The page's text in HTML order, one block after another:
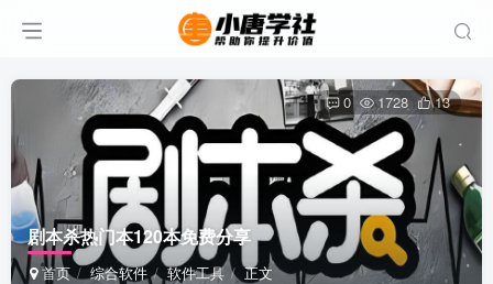
剧本杀热门本120本免费分享
首页 综合软件 软件工具 正文
0 1728 13